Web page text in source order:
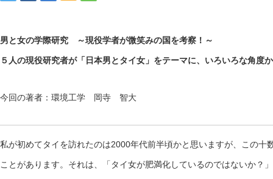
男と女の学際研究 ～現役学者が微笑みの国を考察！～
５人の現役研究者が「日本男とタイ女」をテーマに、いろいろな角度
今回の著者：環境工学 岡寺 智大
私が初めてタイを訪れたのは2000年代前半頃かと思いますが、この十
ことがあります。それは、「タイ女が肥満化しているのではないか？